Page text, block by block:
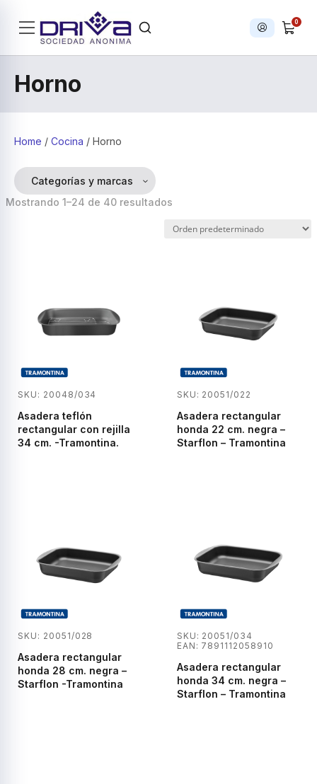
Products search
Iniciar
0
Horno
Home / Cocina / Horno
Categorías y marcas
Mostrando 1–24 de 40 resultados
SKU: 20048/034
Asadera teflón
rectangular con rejilla
34 cm. -Tramontina.
SKU: 20051/022
Asadera rectangular
honda 22 cm. negra –
Starflon – Tramontina
SKU: 20051/028
Asadera rectangular
honda 28 cm. negra –
Starflon -Tramontina
SKU: 20051/034
EAN: 7891112058910
Asadera rectangular
honda 34 cm. negra –
Starflon – Tramontina